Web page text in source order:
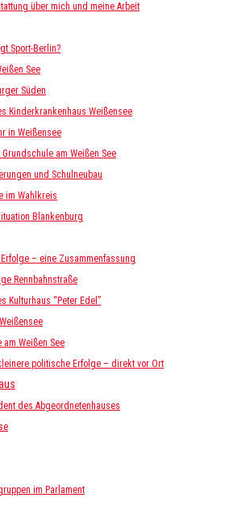
über mich und meine Arbeit
Sport-Berlin?
See
Süden
Kinderkrankenhaus Weißensee
in Weißensee
Grundschule am Weißen See
und Schulneubau
im Wahlkreis
Blankenburg
– eine Zusammenfassung
Rennbahnstraße
Kulturhaus “Peter Edel”
am Weißen See
politische Erfolge – direkt vor Ort
des Abgeordnetenhauses
im Parlament